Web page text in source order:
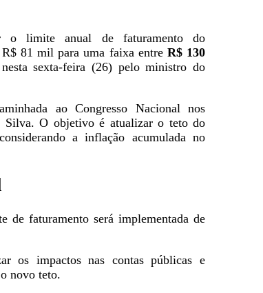
o limite anual de faturamento do
81 mil para uma faixa entre R$ 130
sexta-feira (26) pelo ministro do
ao Congresso Nacional nos
O objetivo é atualizar o teto do
a inflação acumulada no
faturamento será implementada de
os impactos nas contas públicas e
novo teto.